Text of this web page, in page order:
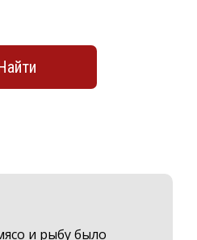
и рыбу было